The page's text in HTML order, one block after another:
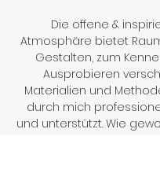
Die offene &
Atmosphäre bietet
Gestalten, zum
Ausprobieren
Materialien und
durch mich
und unterstützt. Wie